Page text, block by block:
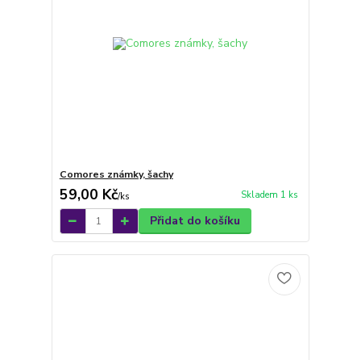
Comores známky, šachy
59,00 Kč/ks Skladem 1 ks
Přidat do košíku